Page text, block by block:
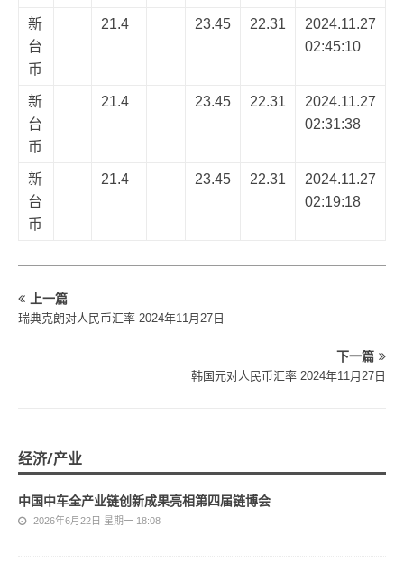
新
台
币
21.4 23.45 22.31
2024.11.27
02:45:10
新
台
币
21.4 23.45 22.31
2024.11.27
02:31:38
新
台
币
21.4 23.45 22.31
2024.11.27
02:19:18
上一篇
瑞典克朗对人民币汇率 2024年11月27日
下一篇
韩国元对人民币汇率 2024年11月27日
经济/产业
中国中车全产业链创新成果亮相第四届链博会
2026年6月22日 星期一 18:08